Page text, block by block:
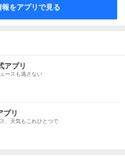
報をアプリで見る
アプリ
ースも逃さない
プリ
、天気もこれひとつで